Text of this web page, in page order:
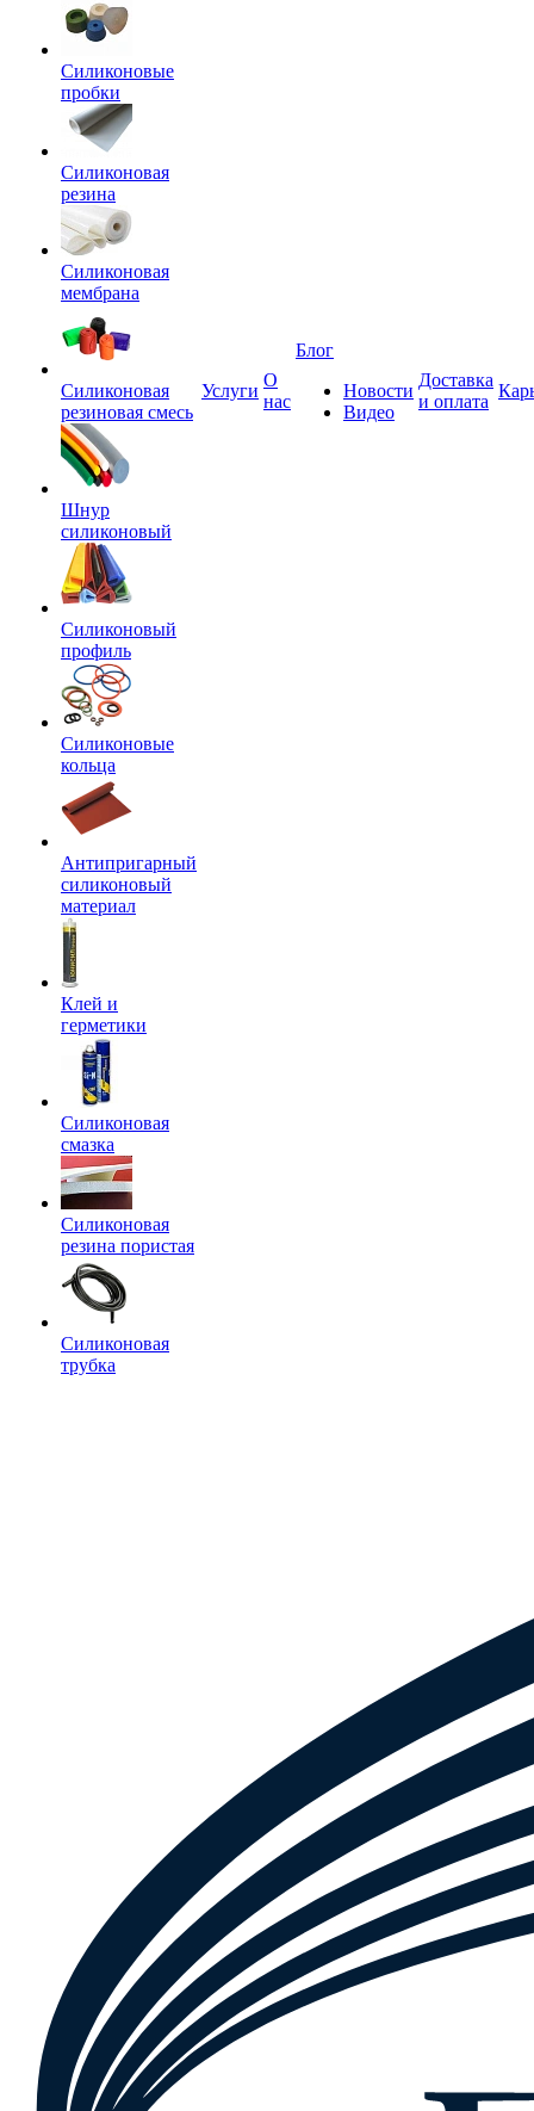
Силиконовые
пробки
Силиконовая
резина
Силиконовая
мембрана
Силиконовая
резиновая смесь
Шнур
силиконовый
Силиконовый
профиль
Силиконовые
кольца
Антипригарный
силиконовый
материал
Клей и
герметики
Силиконовая
смазка
Силиконовая
резина пористая
Силиконовая
трубка
Услуги
О
нас
Блог
Новости
Видео
Доставка
и оплата